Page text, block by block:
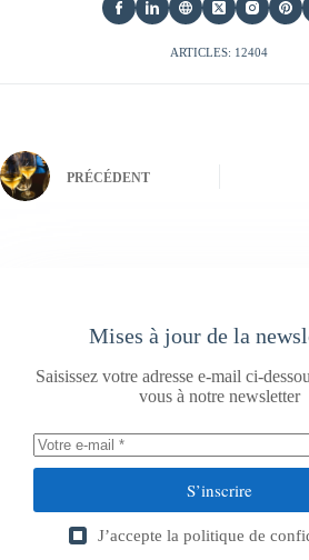
ARTICLES: 12404
PRÉCÉDENT
Mises à jour de la
Saisissez votre adresse e-mail ci-
vous à notre newsletter
S’inscrire
J’accepte la politique de